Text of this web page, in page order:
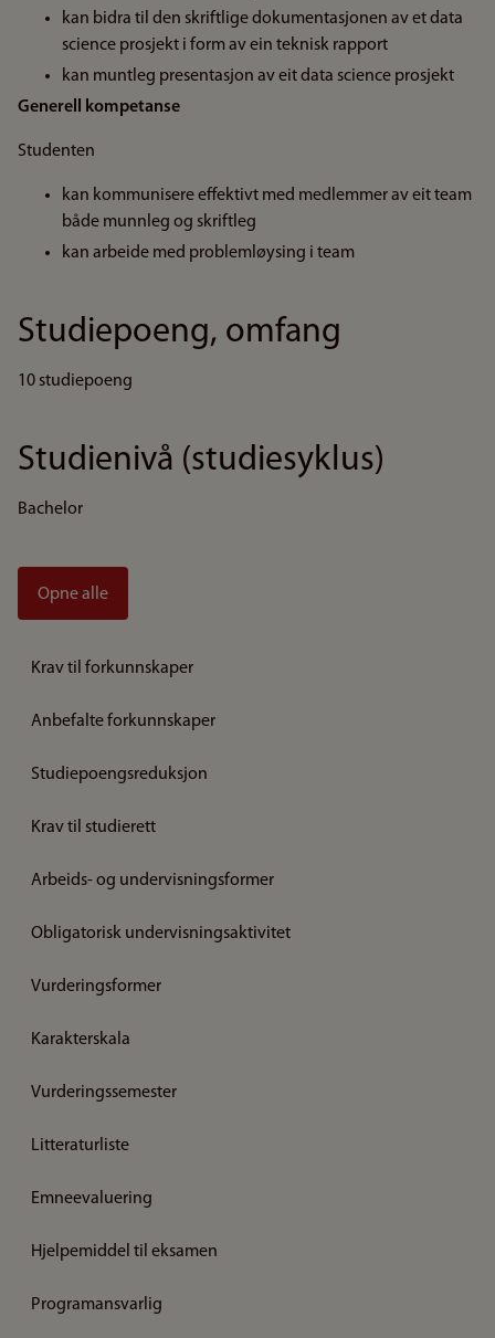
kan bidra til den skriftlige dokumentasjonen av et data
science prosjekt i form av ein teknisk rapport
kan muntleg presentasjon av eit data science prosjekt
Generell kompetanse
Studenten
kan kommunisere effektivt med medlemmer av eit team
både munnleg og skriftleg
kan arbeide med problemløysing i team
Studiepoeng, omfang
10 studiepoeng
Studienivå (studiesyklus)
Bachelor
Opne alle
Krav til forkunnskaper
Anbefalte forkunnskaper
Studiepoengsreduksjon
Krav til studierett
Arbeids- og undervisningsformer
Obligatorisk undervisningsaktivitet
Vurderingsformer
Karakterskala
Vurderingssemester
Litteraturliste
Emneevaluering
Hjelpemiddel til eksamen
Programansvarlig